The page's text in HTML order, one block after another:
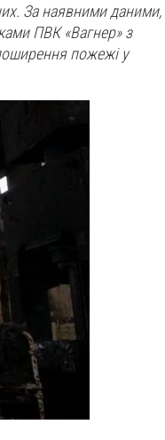
За наявними даними,
ПВК «Вагнер» з
пожежі у